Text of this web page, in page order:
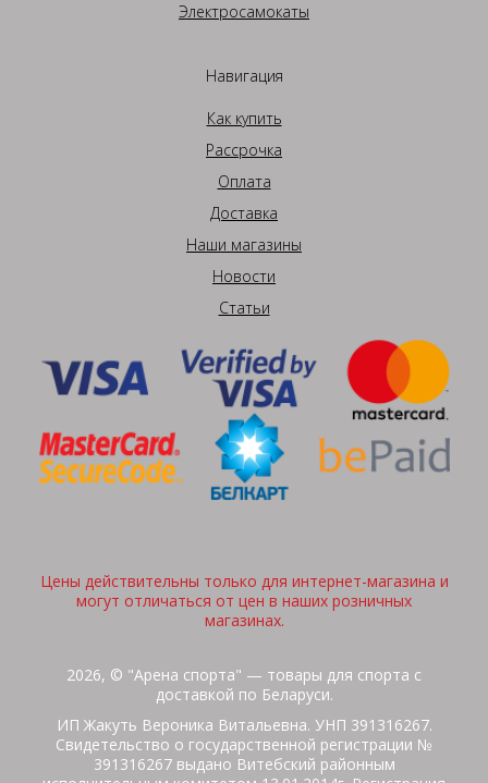
Электросамокаты
Навигация
Как купить
Рассрочка
Оплата
Доставка
Наши магазины
Новости
Статьи
Цены действительны только для интернет-магазина и
могут отличаться от цен в наших розничных
магазинах.
2026, © "Арена спорта" — товары для спорта с
доставкой по Беларуси.
ИП Жакуть Вероника Витальевна. УНП 391316267.
Свидетельство о государственной регистрации №
391316267 выдано Витебский районным